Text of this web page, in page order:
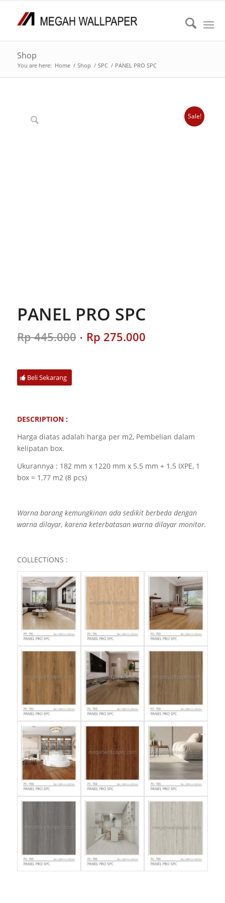
Shop
You are here: Home / Shop / SPC / PANEL PRO SPC
Sale!
PANEL PRO SPC
Rp445.000 Original
price
Rp 275.000Current
Beli Sekarang
DESCRIPTION :
Harga diatas adalah harga per m2, Pembelian dalam
kelipatan box.
Ukurannya : 182 mm x 1220 mm x 5.5 mm + 1.5 IXPE, 1
box = 1,77 m2 (8 pcs)
Warna barang kemungkinan ada sedikit berbeda dengan
warna dilayar, karena keterbatasan warna dilayar monitor.
COLLECTIONS :